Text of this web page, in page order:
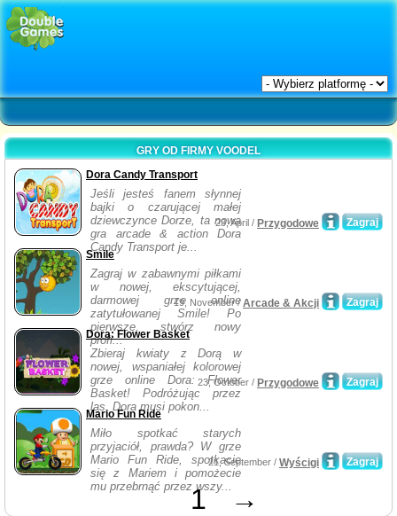
GRY OD FIRMY VOODEL
Dora Candy Transport
Jeśli jesteś fanem słynnej
bajki o czarującej małej
dziewczynce Dorze, ta nowa
gra arcade & action Dora
Candy Transport je...
Zagraj
23, April / Przygodowe
Smile
Zagraj w zabawnymi piłkami
w nowej, ekscytującej,
darmowej grze online
zatytułowanej Smile! Po
pierwsze, stwórz nowy
profi...
Zagraj
19, November /Arcade & Akcji
Dora: Flower Basket
Zbieraj kwiaty z Dorą w
nowej, wspaniałej kolorowej
grze online Dora: Flower
Basket! Podróżując przez
las, Dora musi pokon...
Zagraj
23, October / Przygodowe
Mario Fun Ride
Miło spotkać starych
przyjaciół, prawda? W grze
Mario Fun Ride, spotkacie
się z Mariem i pomożecie
mu przebrnąć przez wszy...
Zagraj
21, September / Wyścigi
1 →